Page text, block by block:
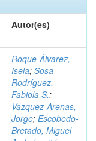
Autor(es)
Roque-Álvarez,
Isela; Sosa-
Rodríguez,
Fabiola S.;
Vazquez-Arenas,
Jorge; Escobedo-
Bretado, Miguel